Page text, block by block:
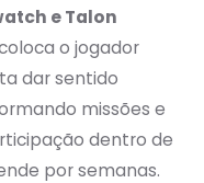
e Talon
o jogador
dar sentido
missões e
dentro de
por semanas.